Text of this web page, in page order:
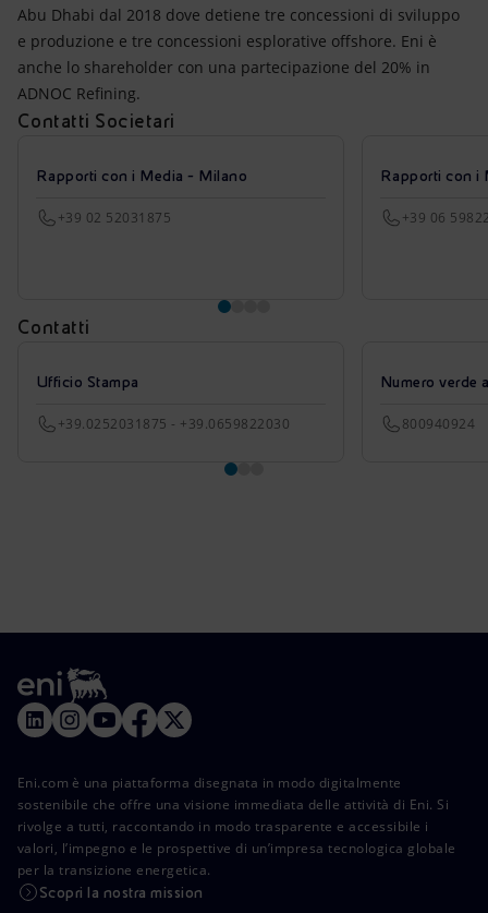
Abu Dhabi dal 2018 dove detiene tre concessioni di sviluppo
e produzione e tre concessioni esplorative offshore. Eni è
anche lo shareholder con una partecipazione del 20% in
ADNOC Refining.
Contatti Societari
Rapporti con i Media - Milano
+39 02 52031875
Rapporti con i
+39 06
Contatti
Ufficio Stampa
+39.0252031875 - +39.0659822030
Numero verde
800940924
Eni.com è una piattaforma disegnata in modo digitalmente
sostenibile che offre una visione immediata delle attività di Eni. Si
rivolge a tutti, raccontando in modo trasparente e accessibile i
valori, l’impegno e le prospettive di un’impresa tecnologica globale
per la transizione energetica.
Scopri la nostra mission